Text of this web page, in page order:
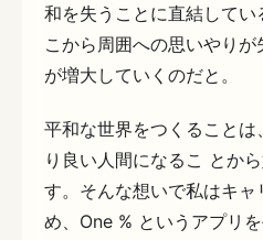
和を失うことに直結して
こから周囲への思いやり
が増大していくのだと。
平和な世界をつくること
り良い人間になるこ とか
す。そんな想いで私はキ
め、One % というアプリ